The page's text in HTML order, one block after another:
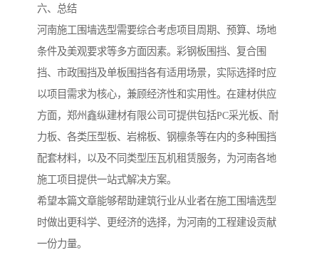
六、总结
河南施工围墙选型需要综合考虑项目周期、预算、场地
条件及美观要求等多方面因素。彩钢板围挡、复合围
挡、市政围挡及单板围挡各有适用场景，实际选择时应
以项目需求为核心，兼顾经济性和实用性。在建材供应
方面，郑州鑫纵建材有限公司可提供包括PC采光板、耐
力板、各类压型板、岩棉板、钢檩条等在内的多种围挡
配套材料，以及不同类型压瓦机租赁服务，为河南各地
施工项目提供一站式解决方案。
希望本篇文章能够帮助建筑行业从业者在施工围墙选型
时做出更科学、更经济的选择，为河南的工程建设贡献
一份力量。